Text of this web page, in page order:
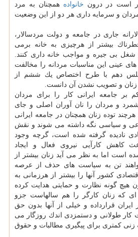
است در درون خانواده همچنان به مرد
و سرمایه داری هر دو از این وضعیت
جاری در جامعه و دولت مردسالار،
بیشتر از هرچیزی به خانه برمی
شغل بی جیره و مواجب خانه داری كنند.
های عینی این مناسبات مردانه را مخالفت
دهم با طرح اختصاص یك ششم از
زنان و تصویب نشدن آن دانست.
بر جامعه ایرانی كار را برای مردان
و مردان را نان آوران اصلی و جای
هرچند توده زنان همچنان در جامعه ایرانی
و سیاسی نگه داشته می شوند و نقش
نادیده گرفته شده است، گرچه وجود
كاهش كارآیی نیروی فعال و ایجاد
است اما به نظر می آید زنان بیشتر از
تن به سیاست های حذف از عرصه
كشور آنها را بیشتر از هرزمانی به
گونه نظارت و حمایتی هدایت كرده
كه زنان كارگر را هم سالهاست جزو
ایران قرارداده و خیلی از آنها بدون حق
كار طولانی و دستمزدی اندك روزگار می
زنی كمتری برای پیگیری مطالبات و حقوق